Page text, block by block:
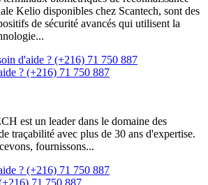
Kelio disponibles chez Scantech, sont des
de sécurité avancés qui utilisent la
d'aide ? (+216) 71 750 887
? (+216) 71 750 887
est un leader dans le domaine des
traçabilité avec plus de 30 ans d'expertise.
fournissons...
? (+216) 71 750 887
71 750 887